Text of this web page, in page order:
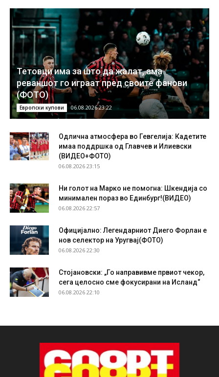
Тетовци има за што да жалат, ама
реваншот го играат пред своите фанови
(ФОТО)
Европски купови 06.08.2026 23:22
Одлична атмосфера во Гевгелија: Кадетите
имаа поддршка од Главчев и Илиевски
(ВИДЕО+ФОТО)
06.08.2026 23:15
Ни голот на Марко не помогна: Шкендија со
минимален пораз во Единбург!(ВИДЕО)
06.08.2026 22:57
Официјално: Легендарниот Диего Форлан е
нов селектор на Уругвај(ФОТО)
06.08.2026 22:30
Стојановски: „Го направивме првиот чекор,
сега целосно сме фокусирани на Исланд“
06.08.2026 22:10